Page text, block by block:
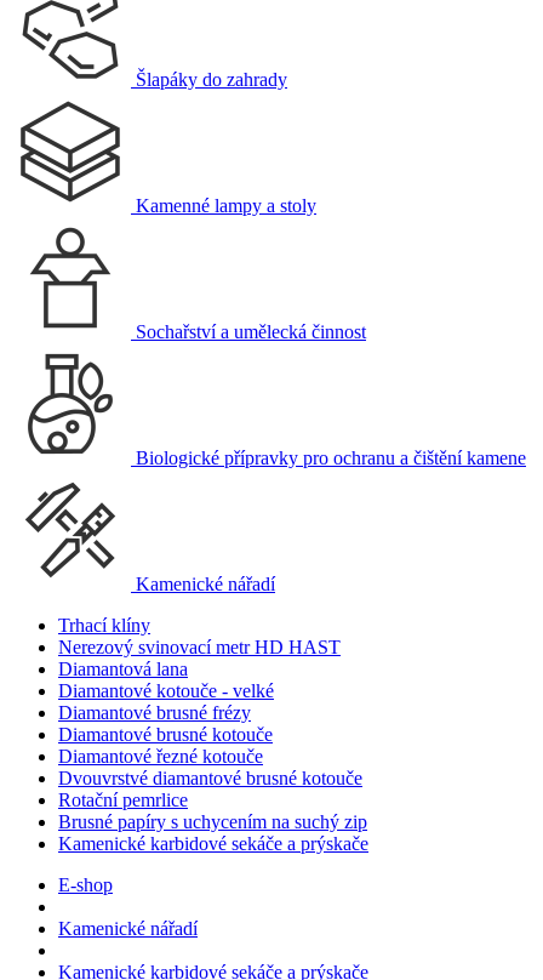
Šlapáky do zahrady
Kamenné lampy a stoly
Sochařství a umělecká činnost
Biologické přípravky pro ochranu a čištění kamene
Kamenické nářadí
Trhací klíny
Nerezový svinovací metr HD HAST
Diamantová lana
Diamantové kotouče - velké
Diamantové brusné frézy
Diamantové brusné kotouče
Diamantové řezné kotouče
Dvouvrstvé diamantové brusné kotouče
Rotační pemrlice
Brusné papíry s uchycením na suchý zip
Kamenické karbidové sekáče a prýskače
E-shop
Kamenické nářadí
Kamenické karbidové sekáče a prýskače